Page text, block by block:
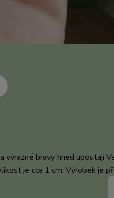
výrazné bravy hned upoutají
je cca 1 cm. Výrobek je